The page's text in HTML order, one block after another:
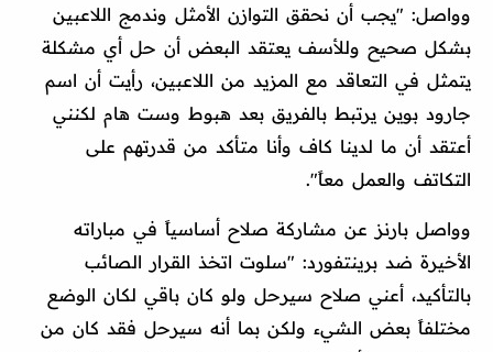
وواصل: "يجب أن نحقق التوازن الأمثل وندمج اللاعبين
بشكل صحيح وللأسف يعتقد البعض أن حل أي مشكلة
يتمثل في التعاقد مع المزيد من اللاعبين، رأيت أن اسم
جارود بوين يرتبط بالفريق بعد هبوط وست هام لكنني
أعتقد أن ما لدينا كاف وأنا متأكد من قدرتهم على
التكاتف والعمل معاً".
وواصل بارنز عن مشاركة صلاح أساسياً في مباراته
الأخيرة ضد برينتفورد: "سلوت اتخذ القرار الصائب
بالتأكيد، أعني صلاح سيرحل ولو كان باقي لكان الوضع
مختلفاً بعض الشيء ولكن بما أنه سيرحل فقد كان من